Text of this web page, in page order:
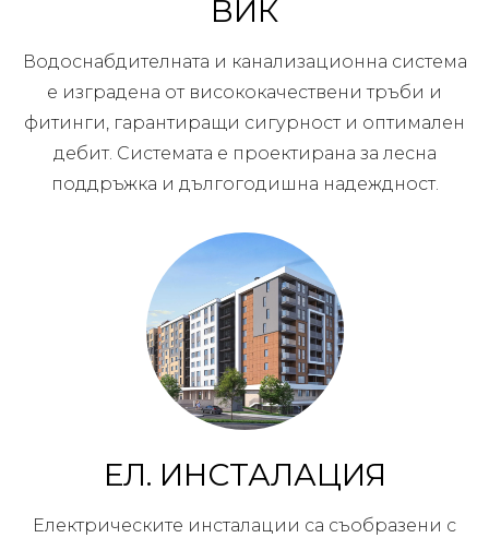
ВИК
Водоснабдителната и канализационна система
е изградена от висококачествени тръби и
фитинги, гарантиращи сигурност и оптимален
дебит. Системата е проектирана за лесна
поддръжка и дългогодишна надеждност.
ЕЛ. ИНСТАЛАЦИЯ
Електрическите инсталации са съобразени с